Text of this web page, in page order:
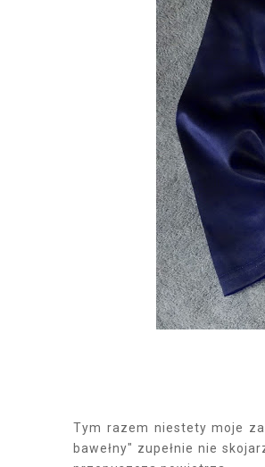
Tym razem niestety moje
bawełny" zupełnie nie